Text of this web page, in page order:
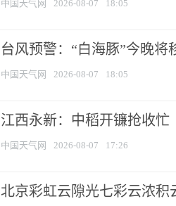
中国天气网 2026-08-07 18:05
台风预警：“白海豚”今晚将
中国天气网 2026-08-07 18:05
江西永新：中稻开镰抢收忙
中国天气网 2026-08-07 17:26
北京彩虹云隙光七彩云浓积